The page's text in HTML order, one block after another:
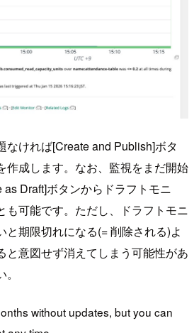
なければ[Create and Publish]ボタ
作成します。なお、監視をまだ開始
as Draft]ボタンからドラフトモニ
も可能です。ただし、ドラフトモニ
と期限切れになる(= 削除される)よ
と意図せず消えてしまう可能性があ
without updates, but you can